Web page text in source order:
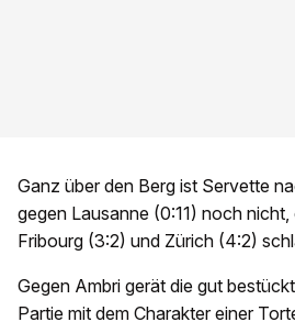
Ganz über den Berg ist Servette
gegen Lausanne (0:11) noch
Fribourg (3:2) und Zürich (4:2)
Gegen Ambri gerät die gut
Partie mit dem Charakter einer